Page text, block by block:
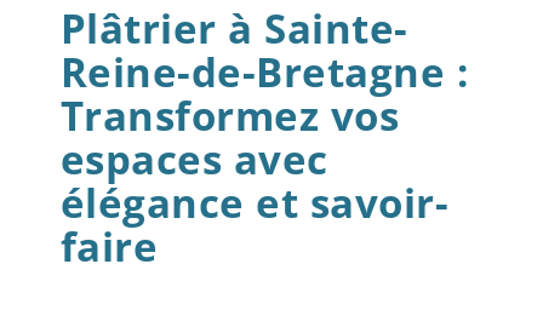
Plâtrier à Sainte-
Reine-de-Bretagne :
Transformez vos
espaces avec
élégance et savoir-
faire